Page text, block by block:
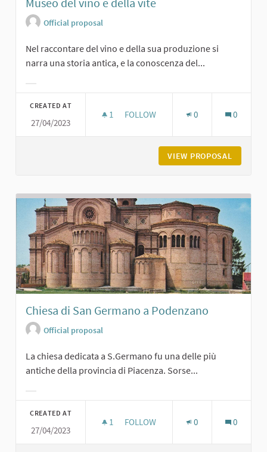
Official proposal
Nel raccontare del vino e della sua produzione si
narra una storia antica, e la conoscenza del...
CREATED AT
27/04/2023
1 1 FOLLOWER
FOLLOW 0 0
VIEW PROPOSAL
Chiesa di San Germano a Podenzano
Official proposal
La chiesa dedicata a S.Germano fu una delle più
antiche della provincia di Piacenza. Sorse...
CREATED AT
27/04/2023
1 1 FOLLOWER
FOLLOW 0 0